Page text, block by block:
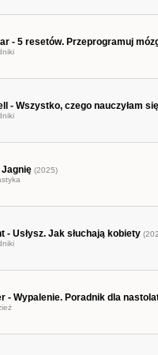
- 5 resetów. Przeprogramuj
- Wszystko, czego nauczyłam
Jagnię (2025)
- Usłysz. Jak słuchają kobiety
- Wypalenie. Poradnik dla